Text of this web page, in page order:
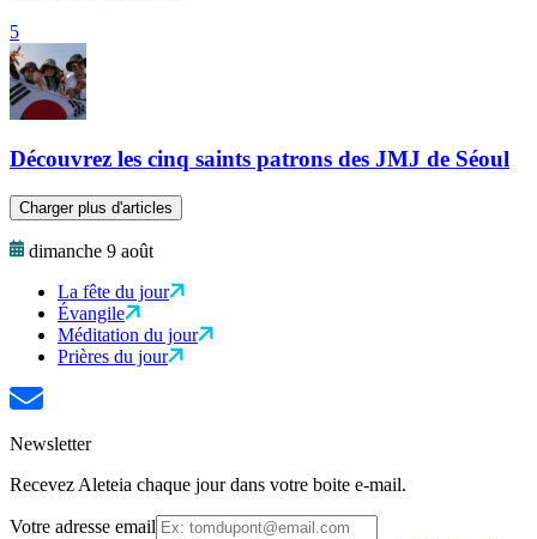
5
Découvrez les cinq saints patrons des JMJ de Séoul
Charger plus d'articles
dimanche 9 août
La fête du jour
Évangile
Méditation du jour
Prières du jour
Newsletter
Recevez Aleteia chaque jour dans votre boite e-mail.
Votre adresse email